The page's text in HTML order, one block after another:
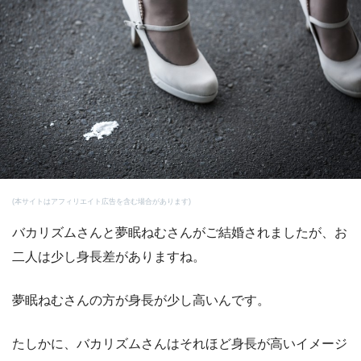
(本サイトはアフィリエイト広告を含む場合があります)
バカリズムさんと夢眠ねむさんがご結婚されましたが、お
二人は少し身長差がありますね。
夢眠ねむさんの方が身長が少し高いんです。
たしかに、バカリズムさんはそれほど身長が高いイメージ